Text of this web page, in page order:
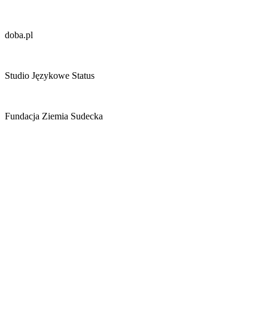
doba.pl
Studio Językowe Status
Fundacja Ziemia Sudecka